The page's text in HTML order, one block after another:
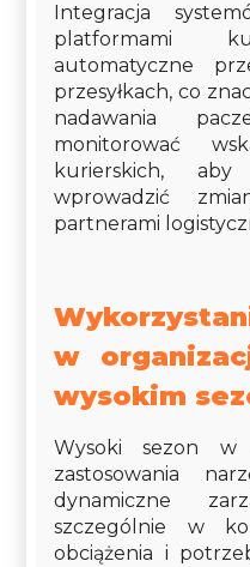
Integracja
platformami
automatyczne
przesyłkach, co
nadawania
monitorować
kurierskich,
wprowadzić
partnerami
w
wysokim
Wysoki sezon w
zastosowania
dynamiczne
szczególnie w
obciążenia i